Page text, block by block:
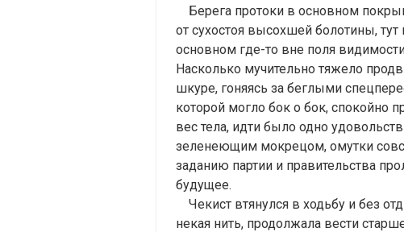
Берега протоки в основном
от сухостоя высохшей болотины,
основном где-то вне поля
Насколько мучительно тяжело
шкуре, гоняясь за беглыми
которой могло бок о бок, спокойно
вес тела, идти было одно
зеленеющим мокрецом, омутки
заданию партии и правительства
будущее.
Чекист втянулся в ходьбу и без
некая нить, продолжала вести